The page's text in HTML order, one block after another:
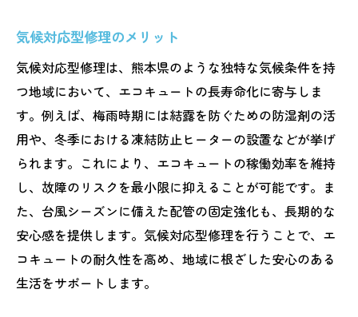
気候対応型修理のメリット
気候対応型修理は、熊本県のような独特な気候条件を持
つ地域において、エコキュートの長寿命化に寄与しま
す。例えば、梅雨時期には結露を防ぐための防湿剤の活
用や、冬季における凍結防止ヒーターの設置などが挙げ
られます。これにより、エコキュートの稼働効率を維持
し、故障のリスクを最小限に抑えることが可能です。ま
た、台風シーズンに備えた配管の固定強化も、長期的な
安心感を提供します。気候対応型修理を行うことで、エ
コキュートの耐久性を高め、地域に根ざした安心のある
生活をサポートします。